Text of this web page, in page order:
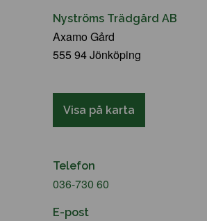
Nyströms Trädgård AB
Axamo Gård
555 94 Jönköping
Visa på karta
Telefon
036-730 60
E-post